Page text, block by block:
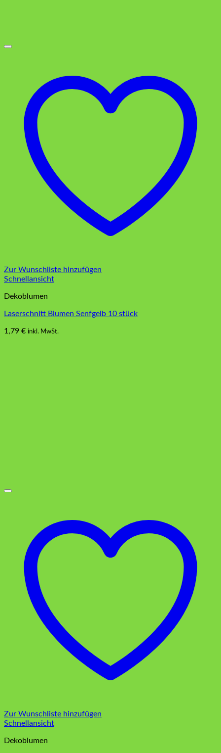
Zur Wunschliste hinzufügen
Schnellansicht
Dekoblumen
Laserschnitt Blumen Senfgelb 10 stück
1,79 € inkl. MwSt.
Zur Wunschliste hinzufügen
Schnellansicht
Dekoblumen